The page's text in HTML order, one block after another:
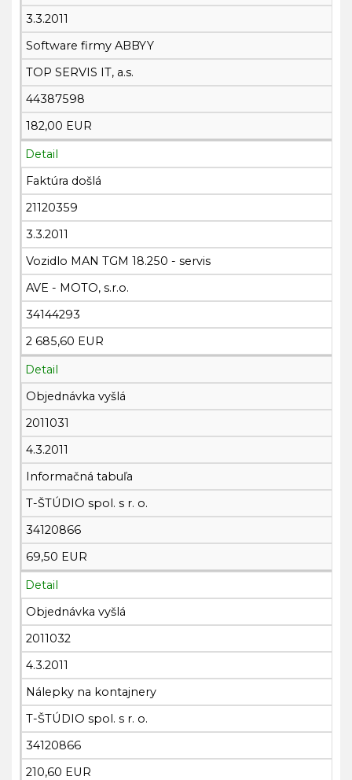
3.3.2011
Software firmy ABBYY
TOP SERVIS IT, a.s.
44387598
182,00 EUR
Detail
Faktúra došlá
21120359
3.3.2011
Vozidlo MAN TGM 18.250 - servis
AVE - MOTO, s.r.o.
34144293
2 685,60 EUR
Detail
Objednávka vyšlá
2011031
4.3.2011
Informačná tabuľa
T-ŠTÚDIO spol. s r. o.
34120866
69,50 EUR
Detail
Objednávka vyšlá
2011032
4.3.2011
Nálepky na kontajnery
T-ŠTÚDIO spol. s r. o.
34120866
210,60 EUR